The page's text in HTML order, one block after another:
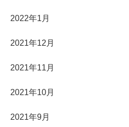
2022年1月
2021年12月
2021年11月
2021年10月
2021年9月